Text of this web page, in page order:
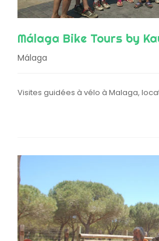
Málaga Bike Tours by
Málaga
Visites guidées à vélo à Malaga,